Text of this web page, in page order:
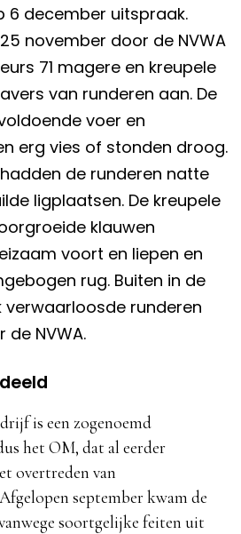
6 december uitspraak.
november door de NVWA
71 magere en kreupele
van runderen aan. De
voer en
erg vies of stonden droog.
de runderen natte
ligplaatsen. De kreupele
klauwen
voort en liepen en
rug. Buiten in de
runderen
NVWA.
is een zogenoemd
het OM, dat al eerder
overtreden van
september kwam de
soortgelijke feiten uit